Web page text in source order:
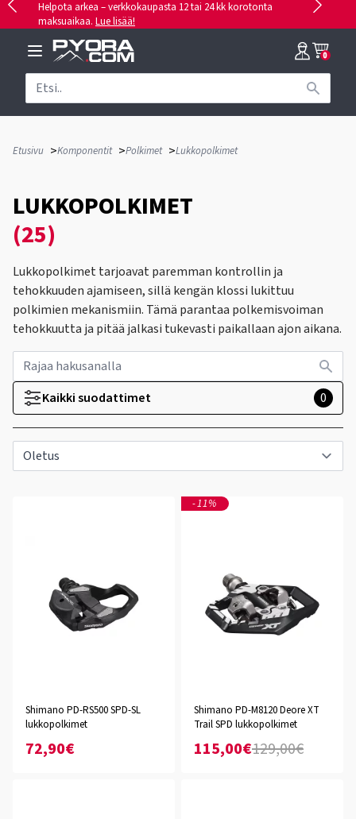
Helpota arkea – verkkokaupasta 12 tai 24 kk korotonta
maksuaikaa. Lue lisää!
0
Etusivu >Komponentit >Polkimet >Lukkopolkimet
LUKKOPOLKIMET
(25)
Lukkopolkimet tarjoavat paremman kontrollin ja
tehokkuuden ajamiseen, sillä kengän klossi lukittuu
polkimien mekanismiin. Tämä parantaa polkemisvoiman
tehokkuutta ja pitää jalkasi tukevasti paikallaan ajon aikana.
Kaikki suodattimet 0
Shimano PD-RS500 SPD-SL
lukkopolkimet
72,90€
-11%
Shimano PD-M8120 Deore XT
Trail SPD lukkopolkimet
115,00€129,00€